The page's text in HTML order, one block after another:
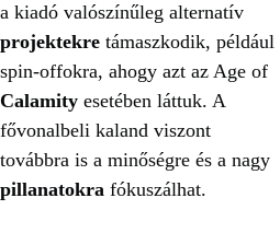
a kiadó valószínűleg alternatív
projektekre támaszkodik, például
spin-offokra, ahogy azt az Age of
Calamity esetében láttuk. A
fővonalbeli kaland viszont
továbbra is a minőségre és a nagy
pillanatokra fókuszálhat.